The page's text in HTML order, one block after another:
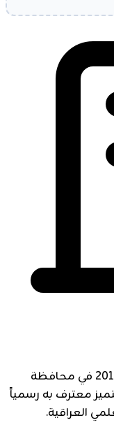
تأسست كلية الطف الجامعة في عام 2014 في محافظة
معترف به رسمياً
العراقية.